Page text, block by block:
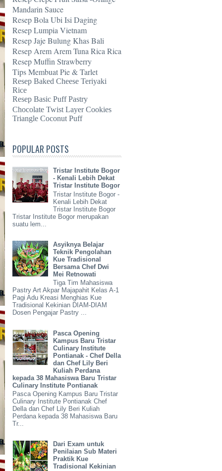
Mandarin Sauce
Resep Bola Ubi Isi Daging
Resep Lumpia Vietnam
Resep Jaje Bulung Khas Bali
Resep Arem Arem Tuna Rica Rica
Resep Muffin Strawberry
Tips Membuat Pie & Tarlet
Resep Baked Cheese Teriyaki
Rice
Resep Basic Puff Pastry
Chocolate Twist Layer Cookies
Triangle Coconut Puff
POPULAR POSTS
Tristar Institute Bogor
- Kenali Lebih Dekat
Tristar Institute Bogor
Tristar Institute Bogor -
Kenali Lebih Dekat
Tristar Institute Bogor
Tristar Institute Bogor merupakan
suatu lem...
Asyiknya Belajar
Teknik Pengolahan
Kue Tradisional
Bersama Chef Dwi
Mei Retnowati
Tiga Tim Mahasiswa
Pastry Art Akpar Majapahit Kelas A-1
Pagi Adu Kreasi Menghias Kue
Tradisional Kekinian DIAM-DIAM
Dosen Pengajar Pastry ...
Pasca Opening
Kampus Baru Tristar
Culinary Institute
Pontianak - Chef Della
dan Chef Lily Beri
Kuliah Perdana
kepada 38 Mahasiswa Baru Tristar
Culinary Institute Pontianak
Pasca Opening Kampus Baru Tristar
Culinary Institute Pontianak Chef
Della dan Chef Lily Beri Kuliah
Perdana kepada 38 Mahasiswa Baru
Tr...
Dari Exam untuk
Penilaian Sub Materi
Praktik Kue
Tradisional Kekinian